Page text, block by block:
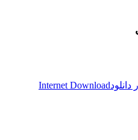
Internet Download